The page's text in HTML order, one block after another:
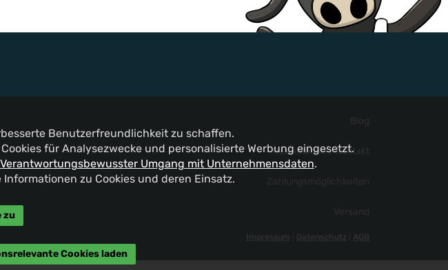
Reklamation / Kontakt
Impressum Datenschutz AGB
Benutzerfreundlichkeit zu schaffen.
für Analysezwecke und personalisierte Werbung eingesetzt.
Verantwortungsbewusster Umgang mit Unternehmensdaten.
zu Cookies und deren Einsatz.
zu
Cookies laden